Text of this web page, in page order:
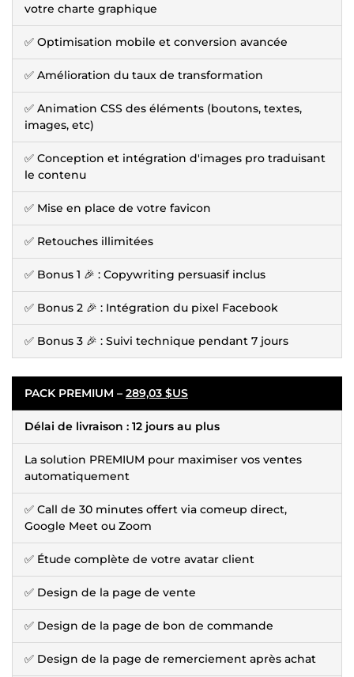
votre charte graphique
✅ Optimisation mobile et conversion avancée
✅ Amélioration du taux de transformation
✅ Animation CSS des éléments (boutons, textes,
images, etc)
✅ Conception et intégration d'images pro traduisant
le contenu
✅ Mise en place de votre favicon
✅ Retouches illimitées
✅ Bonus 1 🎉 : Copywriting persuasif inclus
✅ Bonus 2 🎉 : Intégration du pixel Facebook
✅ Bonus 3 🎉 : Suivi technique pendant 7 jours
PACK PREMIUM – 289,03 $US
Délai de livraison : 12 jours au plus
La solution PREMIUM pour maximiser vos ventes
automatiquement
✅ Call de 30 minutes offert via comeup direct,
Google Meet ou Zoom
✅ Étude complète de votre avatar client
✅ Design de la page de vente
✅ Design de la page de bon de commande
✅ Design de la page de remerciement après achat